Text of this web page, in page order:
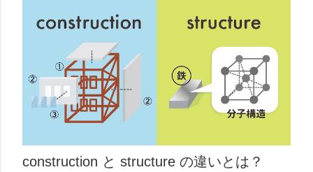
construction と structure の違いとは？